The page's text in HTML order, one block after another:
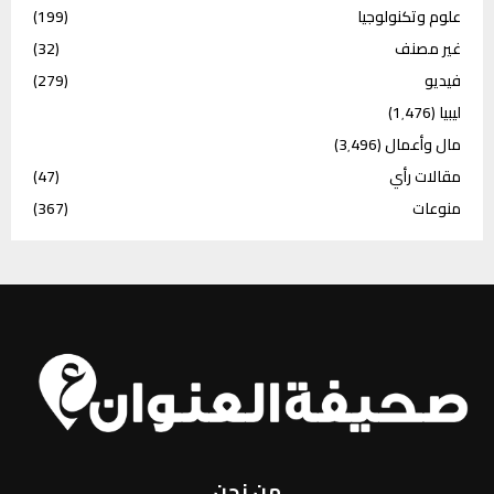
علوم وتكنولوجيا
(199)
غير مصنف
(32)
فيديو
(279)
ليبيا(1٬476)
مال وأعمال(3٬496)
مقالات رأي
(47)
منوعات
(367)